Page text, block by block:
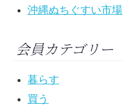
沖縄ぬちぐすい市場
会員カテゴリー
暮らす
買う